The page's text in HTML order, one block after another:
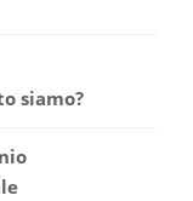
siamo?